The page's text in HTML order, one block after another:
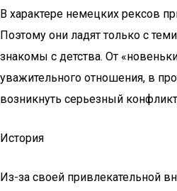
В характере немецких рексов
Поэтому они ладят только с
знакомы с детства. От
уважительного отношения, в
возникнуть серьезный
История
Из-за своей привлекательной